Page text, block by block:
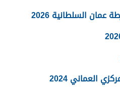
السلطانية 2026
العماني 2024